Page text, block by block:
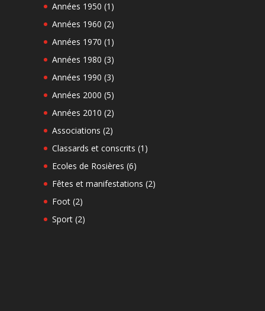
Années 1950 (1)
Années 1960 (2)
Années 1970 (1)
Années 1980 (3)
Années 1990 (3)
Années 2000 (5)
Années 2010 (2)
Associations (2)
Classards et conscrits (1)
Ecoles de Rosières (6)
Fêtes et manifestations (2)
Foot(2)
Sport(2)